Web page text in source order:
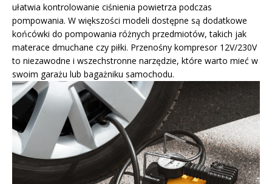
ułatwia kontrolowanie ciśnienia powietrza podczas
pompowania. W większości modeli dostępne są dodatkowe
końcówki do pompowania różnych przedmiotów, takich jak
materace dmuchane czy piłki. Przenośny kompresor 12V/230V
to niezawodne i wszechstronne narzędzie, które warto mieć w
swoim garażu lub bagażniku samochodu.